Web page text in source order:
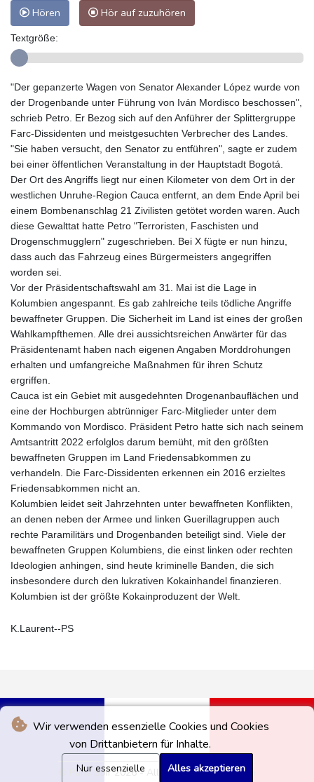
Wir verwenden essenzielle Cookies und Cookies
von Drittanbietern für Inhalte.
Nur essenzielle Alles akzeptieren
Hören Hör auf zuzuhören
Textgröße:
"Der gepanzerte Wagen von Senator Alexander López wurde von
der Drogenbande unter Führung von Iván Mordisco beschossen",
schrieb Petro. Er Bezog sich auf den Anführer der Splittergruppe
Farc-Dissidenten und meistgesuchten Verbrecher des Landes.
"Sie haben versucht, den Senator zu entführen", sagte er zudem
bei einer öffentlichen Veranstaltung in der Hauptstadt Bogotá.
Der Ort des Angriffs liegt nur einen Kilometer von dem Ort in der
westlichen Unruhe-Region Cauca entfernt, an dem Ende April bei
einem Bombenanschlag 21 Zivilisten getötet worden waren. Auch
diese Gewalttat hatte Petro "Terroristen, Faschisten und
Drogenschmugglern" zugeschrieben. Bei X fügte er nun hinzu,
dass auch das Fahrzeug eines Bürgermeisters angegriffen
worden sei.
Vor der Präsidentschaftswahl am 31. Mai ist die Lage in
Kolumbien angespannt. Es gab zahlreiche teils tödliche Angriffe
bewaffneter Gruppen. Die Sicherheit im Land ist eines der großen
Wahlkampfthemen. Alle drei aussichtsreichen Anwärter für das
Präsidentenamt haben nach eigenen Angaben Morddrohungen
erhalten und umfangreiche Maßnahmen für ihren Schutz
ergriffen.
Cauca ist ein Gebiet mit ausgedehnten Drogenanbauflächen und
eine der Hochburgen abtrünniger Farc-Mitglieder unter dem
Kommando von Mordisco. Präsident Petro hatte sich nach seinem
Amtsantritt 2022 erfolglos darum bemüht, mit den größten
bewaffneten Gruppen im Land Friedensabkommen zu
verhandeln. Die Farc-Dissidenten erkennen ein 2016 erzieltes
Friedensabkommen nicht an.
Kolumbien leidet seit Jahrzehnten unter bewaffneten Konflikten,
an denen neben der Armee und linken Guerillagruppen auch
rechte Paramilitärs und Drogenbanden beteiligt sind. Viele der
bewaffneten Gruppen Kolumbiens, die einst linken oder rechten
Ideologien anhingen, sind heute kriminelle Banden, die sich
insbesondere durch den lukrativen Kokainhandel finanzieren.
Kolumbien ist der größte Kokainproduzent der Welt.
K.Laurent--PS
© Paris Soir 2026 - Alle Rechte vorbehalten